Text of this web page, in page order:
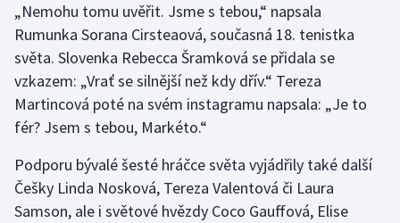
„Nemohu tomu uvěřit. Jsme s tebou,“ napsala
Rumunka Sorana Cirsteaová, současná 18. tenistka
světa. Slovenka Rebecca Šramková se přidala se
vzkazem: „Vrať se silnější než kdy dřív.“ Tereza
Martincová poté na svém instagramu napsala: „Je to
fér? Jsem s tebou, Markéto.“
Podporu bývalé šesté hráčce světa vyjádřily také další
Češky Linda Nosková, Tereza Valentová či Laura
Samson, ale i světové hvězdy Coco Gauffová, Elise